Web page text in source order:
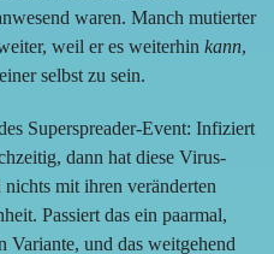
waren. Manch mutierter
weil er es weiterhin kann,
selbst zu sein.
Superspreader-Event: Infiziert
dann hat diese Virus-
mit ihren veränderten
Passiert das ein paarmal,
Variante, und das weitgehend